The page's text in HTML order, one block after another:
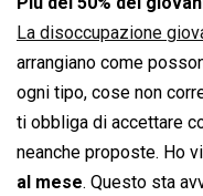
La disoccupazione
arrangiano come
ogni tipo, cose non
ti obbliga di accettare
neanche proposte. Ho
al mese. Questo sta